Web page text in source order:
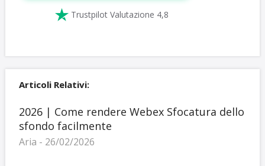
 Trustpilot Valutazione 4,8
Articoli Relativi:
2026 | Come rendere Webex Sfocatura dello
sfondo facilmente
Aria - 26/02/2026